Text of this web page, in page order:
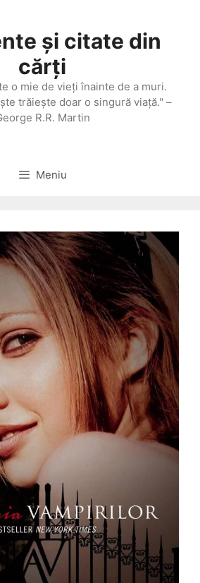
și citate din
cărți
o mie de vieţi înainte de a muri.
trăieşte doar o singură viaţă." –
R.R. Martin
Meniu